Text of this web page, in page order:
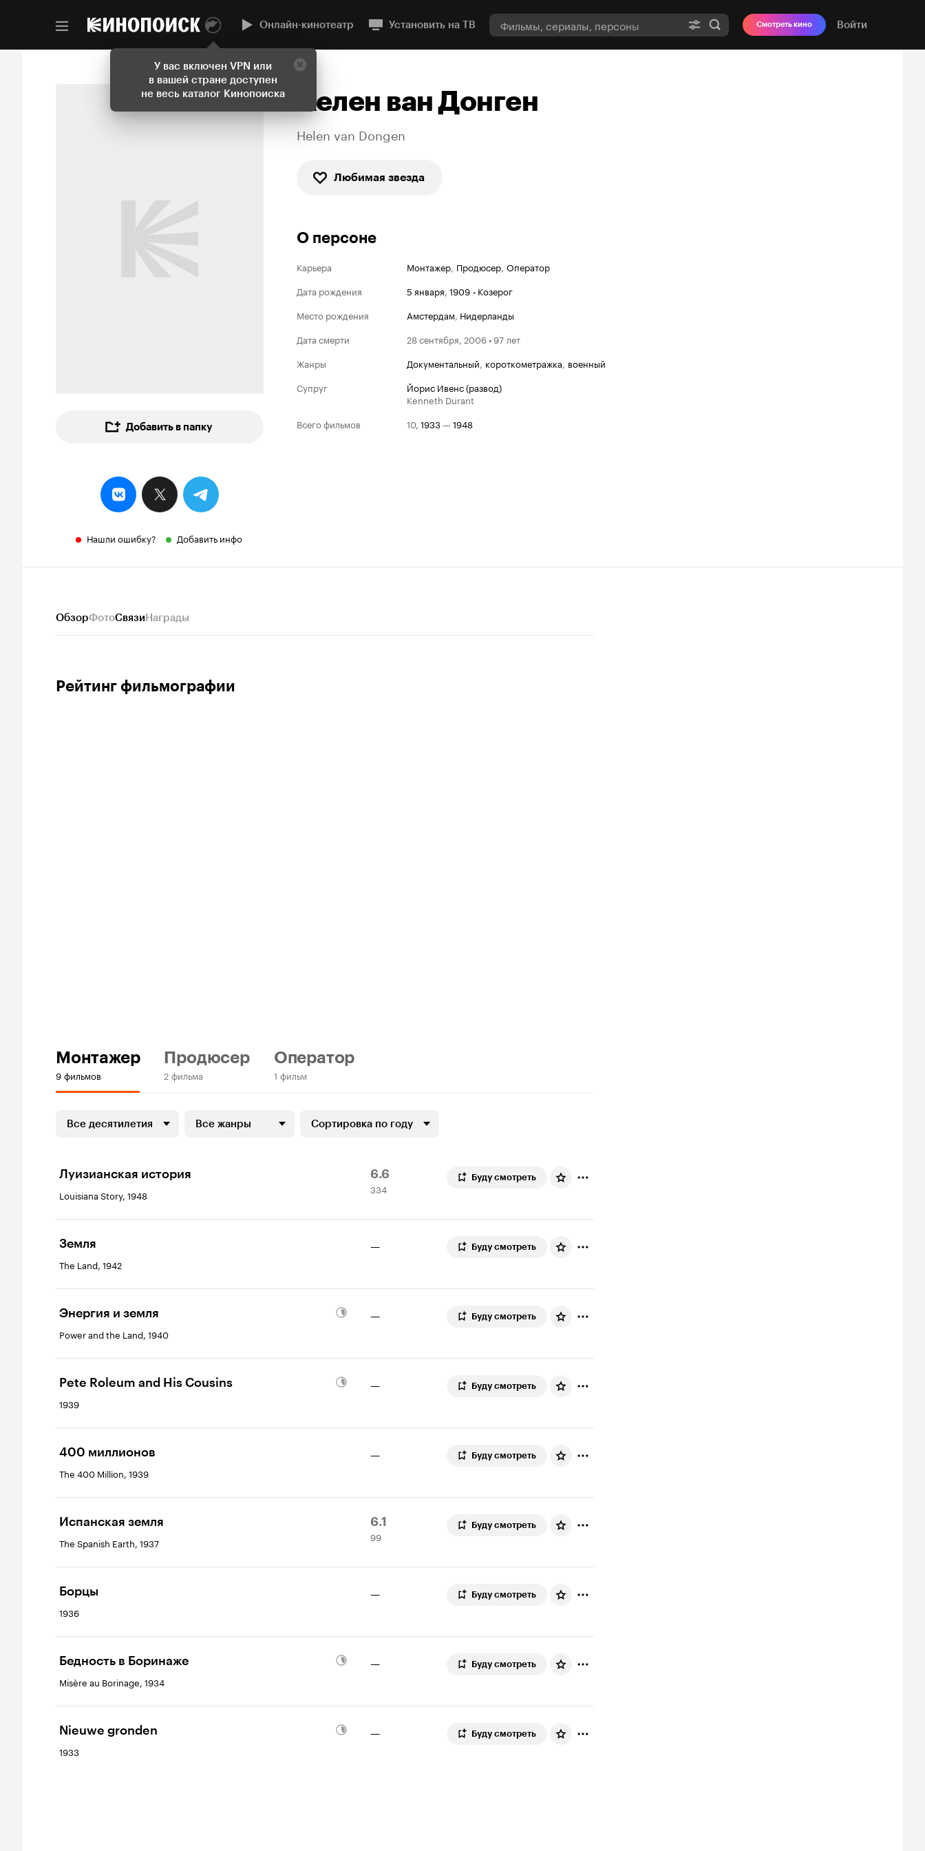
У вас включен VPN или
в вашей стране доступен
не весь каталог Кинопоиска
Онлайн-кинотеатр Установить на ТВ Смотреть кино Войти
Добавить в папку
Нашли ошибку? Добавить инфо
Хелен ван Донген
Helen van Dongen
Любимая звезда
О персоне
Карьера Монтажер, Продюсер, Оператор
Дата рождения
5 января, 1909 • Козерог
Место рождения
Амстердам, Нидерланды
Дата смерти
28 сентября, 2006 • 97 лет
Жанры
документальный, короткометражка, военный
Супруг
Йорис Ивенс (развод)
Kenneth Durant
Всего фильмов
10, 1933— 1948
ОбзорФотоСвязиНаграды
Рейтинг фильмографии
Монтажер
9 фильмов
Продюсер
2 фильма
Оператор
1 фильм
Все десятилетия Все жанры Сортировка по году
Луизианская история
Louisiana Story, 1948
Рейтинг
Кинопоиска
6.6
334
оценки
334
Буду смотреть
Земля
The Land, 1942
— Буду смотреть
Энергия и земля
Power and the Land, 1940
— Буду смотреть
Pete Roleum and His Cousins
1939
— Буду смотреть
400 миллионов
The 400 Million, 1939
— Буду смотреть
Испанская земля
The Spanish Earth, 1937
Рейтинг
Кинопоиска
6.1
99
оценок
99
Буду смотреть
Борцы
1936
— Буду смотреть
Бедность в Боринаже
Misère au Borinage, 1934
— Буду смотреть
Nieuwe gronden
1933
— Буду смотреть